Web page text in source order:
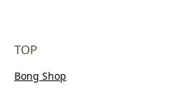
TOP
Bong Shop